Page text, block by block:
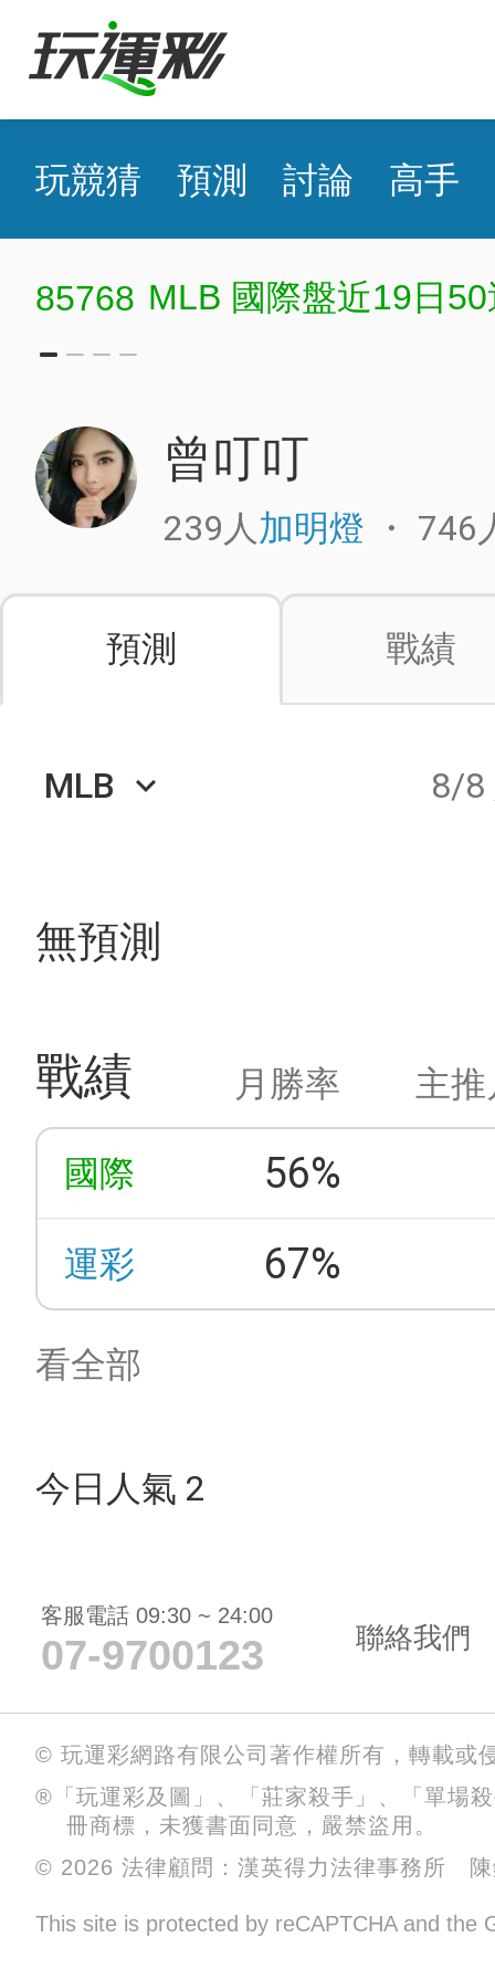
玩競猜 預測 討論 高手
85768 MLB 國際盤近19日
曾叮叮
239人加明燈 ・ 746
預測 戰績
MLB keyboard_arrow_down 8/8
無預測
戰績 月勝率 主
國際 56%
運彩 67%
看全部
今日人氣 2
客服電話 09:30 ~ 24:00
07-9700123 聯絡我們
© 玩運彩網路有限公司著作權所有，轉載或
®「玩運彩及圖」、「莊家殺手」、「單場
冊商標，未獲書面同意，嚴禁盜用。
© 2026 法律顧問：漢英得力法律事務所 陳
This site is protected by reCAPTCHA and the